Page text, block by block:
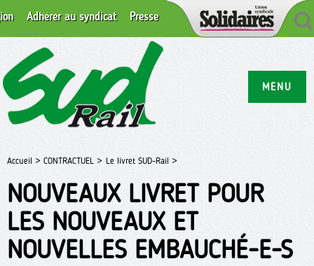
MENU
Adhérer au syndicat Presse
Accueil > CONTRACTUEL > Le livret SUD-Rail >
NOUVEAUX LIVRET POUR
LES NOUVEAUX ET
NOUVELLES EMBAUCHÉ-E-S